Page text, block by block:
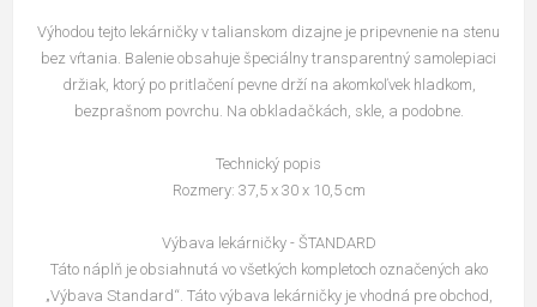
Výhodou tejto lekárničky v talianskom dizajne je pripevnenie na stenu
bez vŕtania. Balenie obsahuje špeciálny transparentný samolepiaci
držiak, ktorý po pritlačení pevne drží na akomkoľvek hladkom,
bezprašnom povrchu. Na obkladačkách, skle, a podobne.
Technický popis
Rozmery: 37,5 x 30 x 10,5 cm
Výbava lekárničky - ŠTANDARD
Táto náplň je obsiahnutá vo všetkých kompletoch označených ako
„Výbava Standard“. Táto výbava lekárničky je vhodná pre obchod,